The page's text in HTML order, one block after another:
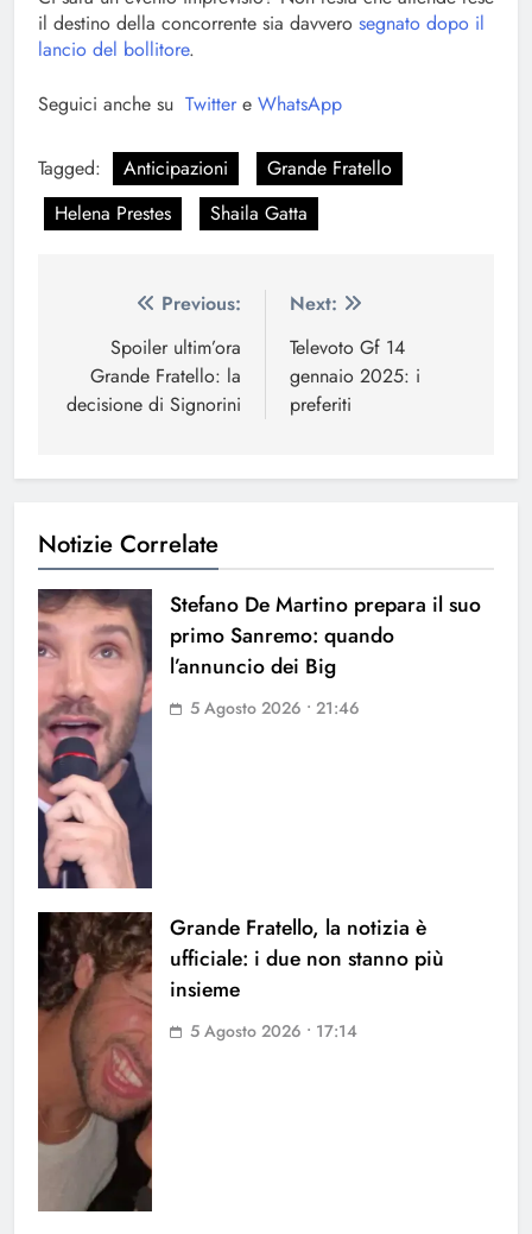
il destino della concorrente sia davvero segnato dopo il
lancio del bollitore.
Seguici anche su Twitter e WhatsApp
Tagged: Anticipazioni
Grande Fratello
Helena Prestes
Shaila Gatta
Navigazione
articoli
Previous:
Spoiler ultim’ora
Grande Fratello: la
decisione di Signorini
Next:
Televoto Gf 14
gennaio 2025: i
preferiti
Notizie Correlate
Stefano De Martino prepara il suo
primo Sanremo: quando
l’annuncio dei Big
5 Agosto 2026 • 21:46
Grande Fratello, la notizia è
ufficiale: i due non stanno più
insieme
5 Agosto 2026 • 17:14